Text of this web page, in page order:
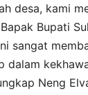
desa, kami
Bupati
sangat
dalam
Neng